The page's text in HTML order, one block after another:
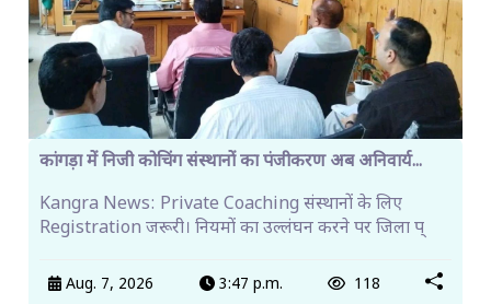
कांगड़ा में निजी कोचिंग संस्थानों का पंजीकरण अब अनिवार्य...
Kangra News: Private Coaching संस्थानों के लिए
Registration जरूरी। नियमों का उल्लंघन करने पर जिला प्
Aug. 7, 2026 3:47 p.m. 118